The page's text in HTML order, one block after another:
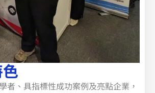
者、具指標性成功案例及亮點企業，